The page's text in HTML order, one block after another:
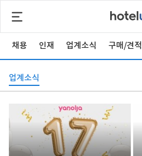
채용 인재 업계소식 구매/견적
업계소식